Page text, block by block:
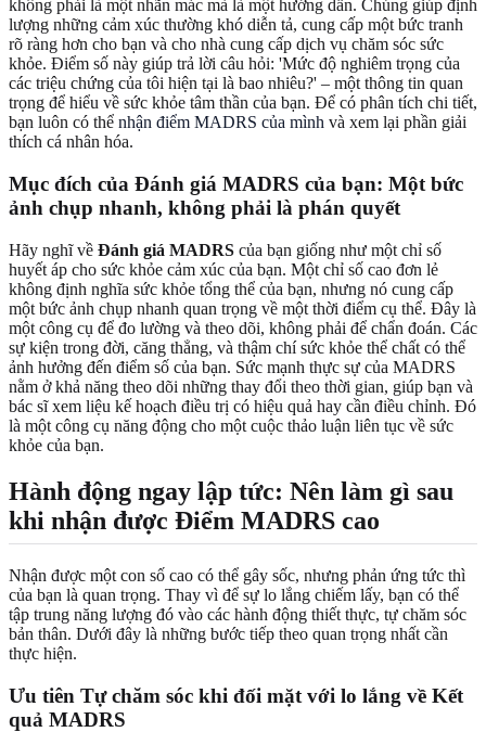
không phải là một nhãn mác mà là một hướng dẫn. Chúng giúp định
lượng những cảm xúc thường khó diễn tả, cung cấp một bức tranh
rõ ràng hơn cho bạn và cho nhà cung cấp dịch vụ chăm sóc sức
khỏe. Điểm số này giúp trả lời câu hỏi: 'Mức độ nghiêm trọng của
các triệu chứng của tôi hiện tại là bao nhiêu?' – một thông tin quan
trọng để hiểu về sức khỏe tâm thần của bạn. Để có phân tích chi tiết,
bạn luôn có thể nhận điểm MADRS của mình và xem lại phần giải
thích cá nhân hóa.
Mục đích của Đánh giá MADRS của bạn: Một bức
ảnh chụp nhanh, không phải là phán quyết
Hãy nghĩ về Đánh giá MADRS của bạn giống như một chỉ số
huyết áp cho sức khỏe cảm xúc của bạn. Một chỉ số cao đơn lẻ
không định nghĩa sức khỏe tổng thể của bạn, nhưng nó cung cấp
một bức ảnh chụp nhanh quan trọng về một thời điểm cụ thể. Đây là
một công cụ để đo lường và theo dõi, không phải để chẩn đoán. Các
sự kiện trong đời, căng thẳng, và thậm chí sức khỏe thể chất có thể
ảnh hưởng đến điểm số của bạn. Sức mạnh thực sự của MADRS
nằm ở khả năng theo dõi những thay đổi theo thời gian, giúp bạn và
bác sĩ xem liệu kế hoạch điều trị có hiệu quả hay cần điều chỉnh. Đó
là một công cụ năng động cho một cuộc thảo luận liên tục về sức
khỏe của bạn.
Hành động ngay lập tức: Nên làm gì sau
khi nhận được Điểm MADRS cao
Nhận được một con số cao có thể gây sốc, nhưng phản ứng tức thì
của bạn là quan trọng. Thay vì để sự lo lắng chiếm lấy, bạn có thể
tập trung năng lượng đó vào các hành động thiết thực, tự chăm sóc
bản thân. Dưới đây là những bước tiếp theo quan trọng nhất cần
thực hiện.
Ưu tiên Tự chăm sóc khi đối mặt với lo lắng về Kết
quả MADRS